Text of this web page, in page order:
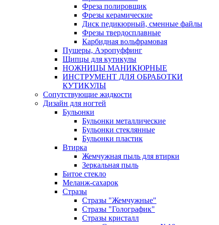
Фреза полировщик
Фрезы керамические
Диск педикюрный, сменные файлы
Фрезы твердосплавные
Карбидная вольфрамовая
Пушеры, Аэропуффинг
Щипцы для кутикулы
НОЖНИЦЫ МАНИКЮРНЫЕ
ИНСТРУМЕНТ ДЛЯ ОБРАБОТКИ
КУТИКУЛЫ
Сопутствующие жидкости
Дизайн для ногтей
Бульонки
Бульонки металлические
Бульонки стеклянные
Бульонки пластик
Втирка
Жемчужная пыль для втирки
Зеркальная пыль
Битое стекло
Меланж-сахарок
Стразы
Стразы "Жемчужные"
Стразы "Голографик"
Стразы кристалл